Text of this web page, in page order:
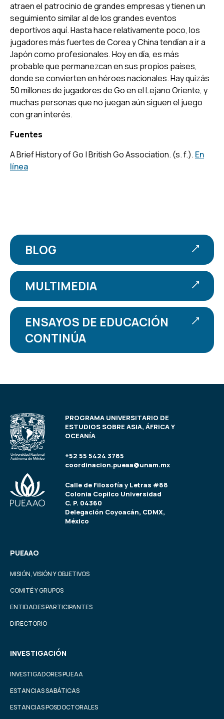
atraen el patrocinio de grandes empresas y tienen un
seguimiento similar al de los grandes eventos
deportivos aquí. Hasta hace relativamente poco, los
jugadores más fuertes de Corea y China tendían a ir a
Japón como profesionales. Hoy en día, es más
probable que permanezcan en sus propios países,
donde se convierten en héroes nacionales. Hay quizás
50 millones de jugadores de Go en el Lejano Oriente, y
muchas personas que no juegan aún siguen el juego
con gran interés.
Fuentes
A Brief History of Go | British Go Association. (s. f.). En
línea
BLOG
MULTIMEDIA
ENSAYOS DE EDUCACIÓN
CONTINÚA
PROGRAMA UNIVERSITARIO DE
ESTUDIOS SOBRE ASIA, ÁFRICA Y
OCEANÍA
+52 55 5424 3785
coordinacion.pueaa@unam.mx
Calle de Filosofía y Letras #88
Colonia Copilco Universidad
C. P. 04360
Delegación Coyoacán, CDMX,
México
PUEAAO
MISIÓN, VISIÓN Y OBJETIVOS
COMITÉ Y GRUPOS
ENTIDADES PARTICIPANTES
DIRECTORIO
INVESTIGACIÓN
INVESTIGADORES PUEAA
ESTANCIAS SABÁTICAS
ESTANCIAS POSDOCTORALES